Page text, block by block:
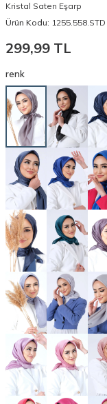
Kristal Saten Eşarp
Ürün Kodu: 1255.558.STD
299,99 TL
renk